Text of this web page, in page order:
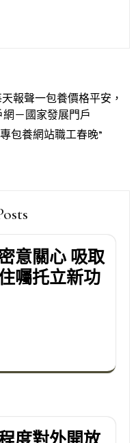
報聲一包養價格平安，
－國家發展門戶
包養網站職工春晚”
意關心 吸取
囑托立新功